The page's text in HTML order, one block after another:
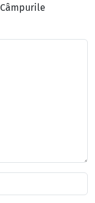
Câmpurile